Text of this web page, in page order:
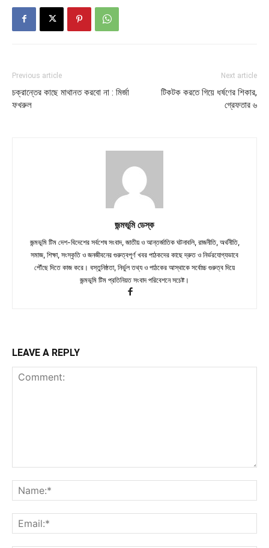
Previous article
চক্রান্তের কাছে মাথানত করবো না : মির্জা
ফখরুল
Next article
টিকটক করতে গিয়ে ধর্ষণের শিকার,
গ্রেফতার ৬
জন্মভূমি ডেস্ক
জন্মভূমি টিম দেশ-বিদেশের সর্বশেষ সংবাদ, জাতীয় ও আন্তর্জাতিক ঘটনাবলি, রাজনীতি, অর্থনীতি,
সমাজ, শিক্ষা, সংস্কৃতি ও জনজীবনের গুরুত্বপূর্ণ খবর পাঠকদের কাছে দ্রুত ও নির্ভরযোগ্যভাবে
পৌঁছে দিতে কাজ করে। বস্তুনিষ্ঠতা, নির্ভুল তথ্য ও পাঠকের আস্থাকে সর্বোচ্চ গুরুত্ব দিয়ে
জন্মভূমি টিম প্রতিনিয়ত সংবাদ পরিবেশনে সচেষ্ট।
LEAVE A REPLY